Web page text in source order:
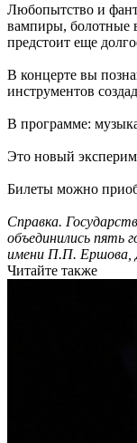
Любопытство и
вампиры, болотные
предстоит еще
В концерте вы
инструментов
В программе:
Это новый
Билеты можно
Справка.
объединились пять
имени П.П. Ершова,
Читайте также